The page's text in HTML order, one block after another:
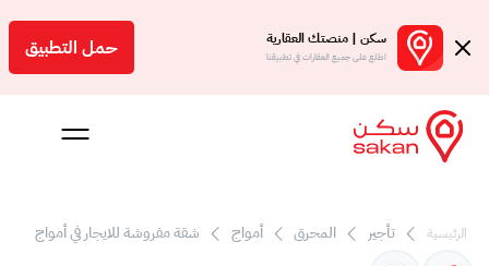
سكن | منصتك العقارية
اطلع على جميع العقارات في تطبيقنا حمل التطبيق
الرئيسية تأجير المحرق أمواج شقة مفروشة للايجار في أمواج